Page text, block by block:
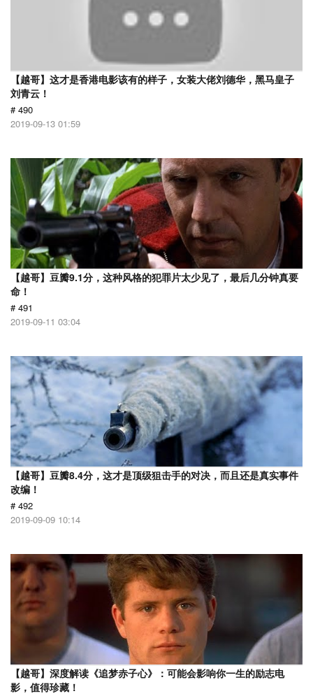
【越哥】这才是香港电影该有的样子，女装大佬刘德华，黑马皇子
刘青云！
# 490
2019-09-13 01:59
【越哥】豆瓣9.1分，这种风格的犯罪片太少见了，最后几分钟真要
命！
# 491
2019-09-11 03:04
【越哥】豆瓣8.4分，这才是顶级狙击手的对决，而且还是真实事件
改编！
# 492
2019-09-09 10:14
【越哥】深度解读《追梦赤子心》：可能会影响你一生的励志电
影，值得珍藏！